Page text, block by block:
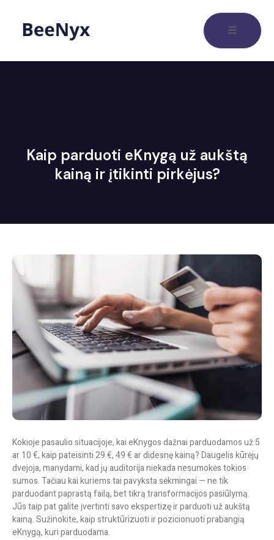
Kaip parduoti eKnygą už aukštą
kainą ir įtikinti pirkėjus?
Kokioje pasaulio situacijoje, kai eKnygos dažnai parduodamos už 5
ar 10 €, kaip pateisinti 29 €, 49 € ar didesnę kainą? Daugelis kūrėjų
dvejoja, manydami, kad jų auditorija niekada nesumokės tokios
sumos. Tačiau kai kuriems tai pavyksta sėkmingai — ne tik
parduodant paprastą failą, bet tikrątransformacijos pasiūlymą.
Jūs taip pat galite įvertinti savo ekspertizę ir parduoti už aukštą
kainą. Sužinokite, kaip struktūrizuoti ir pozicionuoti prabangią
eKnygą, kuri parduodama.